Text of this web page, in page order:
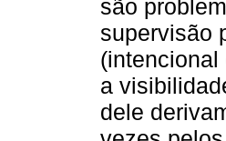
são
supervisão
a
dele